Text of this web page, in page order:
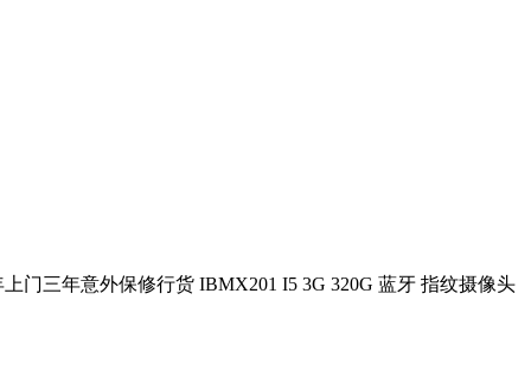
门三年意外保修行货 IBMX201 I5 3G 320G 蓝牙 指纹摄像头